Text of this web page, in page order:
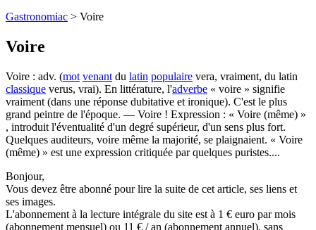
Gastronomiac > Voire
Voire
Voire : adv. (mot venant du latin populaire vera, vraiment, du latin
classique verus, vrai). En littérature, l'adverbe « voire » signifie
vraiment (dans une réponse dubitative et ironique). C'est le plus
grand peintre de l'époque. — Voire ! Expression : « Voire (même) »
, introduit l'éventualité d'un degré supérieur, d'un sens plus fort.
Quelques auditeurs, voire même la majorité, se plaignaient. « Voire
(même) » est une expression critiquée par quelques puristes....
Bonjour,
Vous devez être abonné pour lire la suite de cet article, ses liens et
ses images.
L'abonnement à la lecture intégrale du site est à 1 € euro par mois
(abonnement mensuel) ou 11 € / an (abonnement annuel), sans